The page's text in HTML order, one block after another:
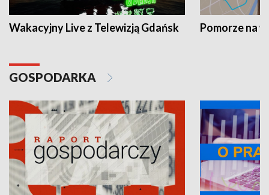
Wakacyjny Live z Telewizją Gdańsk Pomorze na
GOSPODARKA